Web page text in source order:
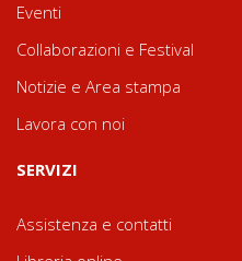
Eventi
Collaborazioni e Festival
Notizie e Area stampa
Lavora con noi
SERVIZI
Assistenza e contatti